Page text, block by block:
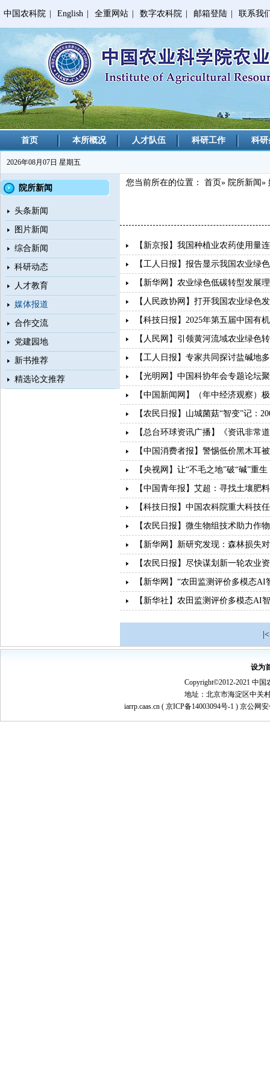
中国农科院 English 全重网站 数字农科院 邮箱登陆 联系我
首页 本所概况 人才队伍 科研工作 科
2026年08月07日 星期五
院所新闻
头条新闻
图片新闻
综合新闻
科研动态
人才教育
媒体报道
合作交流
党建园地
新书推荐
精选论文推荐
您当前所在的位置： 首页» 院所新闻»
【新京报】我国种植业农药使用量
【工人日报】报告显示我国农业绿
【新华网】农业绿色低碳转型发展
【人民政协网】打开我国农业绿
【科技日报】2025年第五届中国有
【人民网】引领黄河流域农业绿色
【工人日报】专家共同探讨盐碱地
【光明网】中国科协年会专题论坛
【中国新闻网】（年中经济观察）
【农民日报】山城菌菇“智变”记：
【总台环球资讯广播】《资讯非常
【中国消费者报】警惕低价黑木耳
【央视网】让“不毛之地”破“碱”重
【中国青年报】艾超：寻找土壤肥
【科技日报】中国农科院重大科技
【农民日报】微生物组技术助力作
【新华网】新研究发现：森林损失
【农民日报】尽快谋划新一轮农
【新华网】“农田监测评价多模态
【新华社】农田监测评价多模态AI
设为
Copyright©2012-2021 中
地址：北京市海淀区中关
iarrp.caas.cn ( 京ICP备14003094号-1 ) 京公网